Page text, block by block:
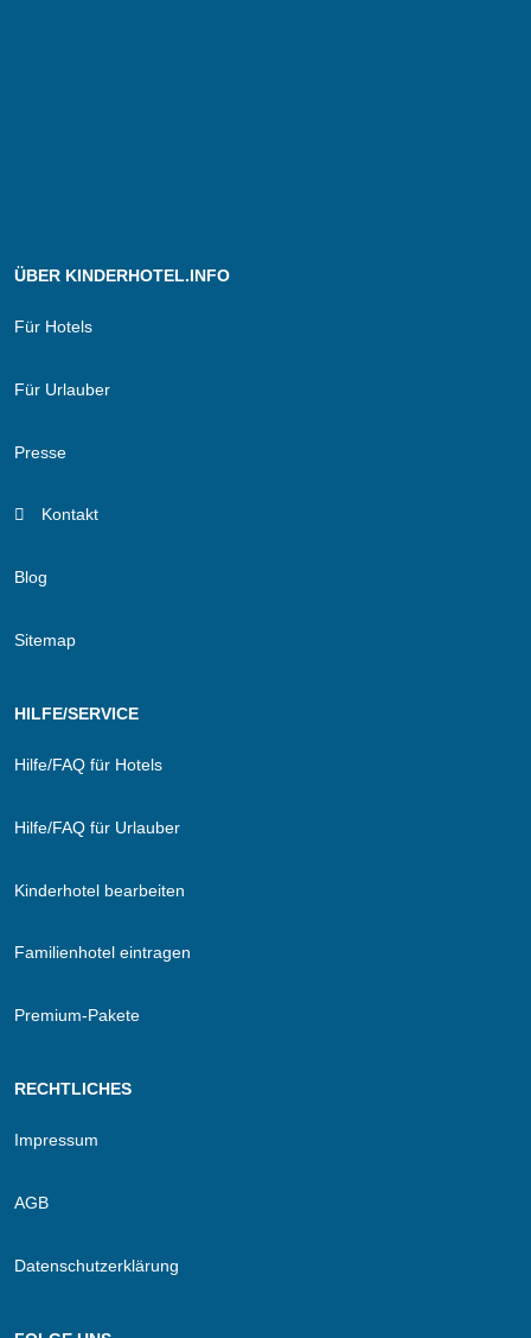
ÜBER KINDERHOTEL.INFO
Für Hotels
Für Urlauber
Presse
Kontakt
Blog
Sitemap
HILFE/SERVICE
Hilfe/FAQ für Hotels
Hilfe/FAQ für Urlauber
Kinderhotel bearbeiten
Familienhotel eintragen
Premium-Pakete
RECHTLICHES
Impressum
AGB
Datenschutzerklärung